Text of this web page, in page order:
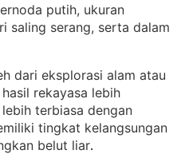
putih, ukuran
saling serang, serta dalam
dari eksplorasi alam atau
hasil rekayasa lebih
terbiasa dengan
tingkat kelangsungan
belut liar.